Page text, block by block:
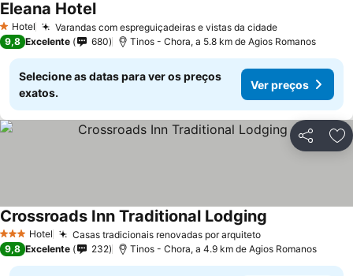
1 Estrelas
Hotel Varandas com espreguiçadeiras e vistas da cidade
Eleana Hotel
9,8 Excelente 680 Tinos - Chora, a 5.8 km de Agios Romanos
Selecione as datas para ver os preços
exatos.
Ver preços
Partilhar
3 EstrelasHotel Casas tradicionais renovadas por arquiteto
Crossroads Inn Traditional Lodging
9,8 Excelente 232 Tinos - Chora, a 4.9 km de Agios Romanos